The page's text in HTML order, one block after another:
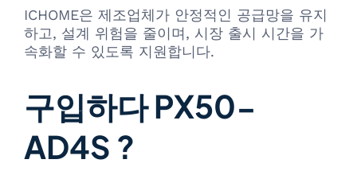
ICHOME은 제조업체가 안정적인 공급망을 유지
하고, 설계 위험을 줄이며, 시장 출시 시간을 가
속화할 수 있도록 지원합니다.
구입하다 PX50-
AD4S ?